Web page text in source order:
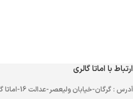
ارتباط با اماتا گالری
آدرس: گرگان-خیابان ولیعصر-عدالت 16-اماتا گالری